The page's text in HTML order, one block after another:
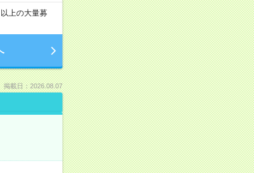
上の大量募
掲載日：2026.08.07